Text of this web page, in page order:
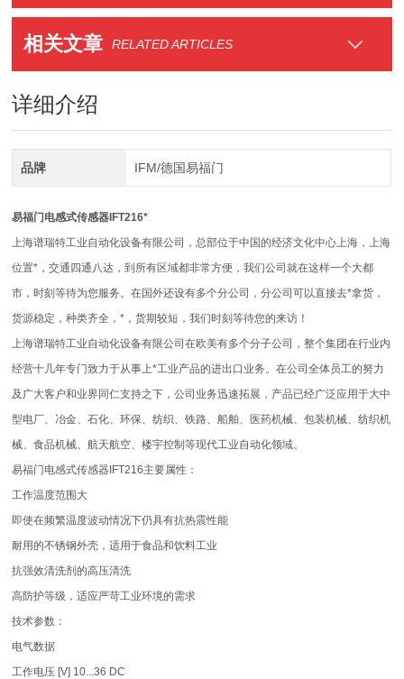
相关文章 RELATED ARTICLES
详细介绍
品牌 IFM/德国易福门
易福门电感式传感器IFT216*
上海谱瑞特工业自动化设备有限公司，总部位于中国的经济文化中心上海，上海
位置*，交通四通八达，到所有区域都非常方便，我们公司就在这样一个大都
市，时刻等待为您服务。在国外还设有多个分公司，分公司可以直接去*拿货，
货源稳定，种类齐全，*，货期较短，我们时刻等待您的来访！
上海谱瑞特工业自动化设备有限公司在欧美有多个分子公司，整个集团在行业内
经营十几年专门致力于从事上*工业产品的进出口业务。在公司全体员工的努力
及广大客户和业界同仁支持之下，公司业务迅速拓展，产品已经广泛应用于大中
型电厂、冶金、石化、环保、纺织、铁路、船舶、医药机械、包装机械、纺织机
械、食品机械、航天航空、楼宇控制等现代工业自动化领域。
易福门电感式传感器IFT216主要属性：
工作温度范围大
即使在频繁温度波动情况下仍具有抗热震性能
耐用的不锈钢外壳，适用于食品和饮料工业
抗强效清洗剂的高压清洗
高防护等级，适应严苛工业环境的需求
技术参数：
电气数据
工作电压 [V] 10...36 DC